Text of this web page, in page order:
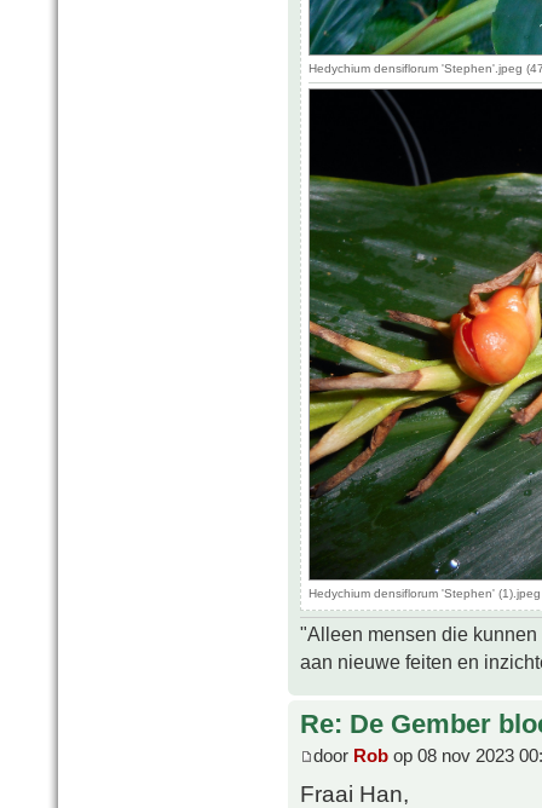
Hedychium densiflorum 'Stephen'.jpeg
Hedychium densiflorum 'Stephen'
"Alleen mensen die
aan nieuwe feiten en
Re: De Gember
door Rob op 08 nov 2023
Fraai Han,